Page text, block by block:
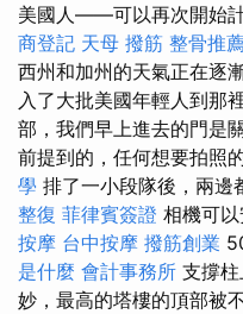
美國人——可以再次開始
商登記 天母 撥筋 整骨推
西州和加州的天氣正在逐
入了大批美國年輕人到那
部，我們早上進去的門是
前提到的，任何想要拍照
學 排了一小段隊後，兩邊
整復 菲律賓簽證 相機可
按摩 台中按摩 撥筋創業
是什麼 會計事務所 支撐柱
妙，最高的塔樓的頂部被